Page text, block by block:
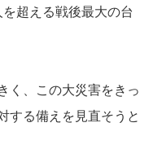
超える戦後最大の台
く、この大災害をきっ
する備えを見直そうと